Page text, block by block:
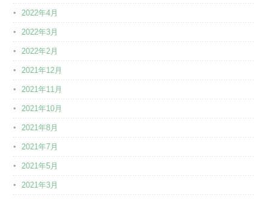
2022年4月
2022年3月
2022年2月
2021年12月
2021年11月
2021年10月
2021年8月
2021年7月
2021年5月
2021年3月